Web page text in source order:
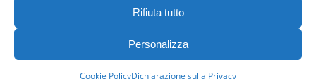
Rifiuta tutto
Personalizza
Cookie PolicyDichiarazione sulla Privacy
Gomitolorosa. Tutti i diritti riservati. - C. F. 90063400023 -Privacy
policy-Cookie policy